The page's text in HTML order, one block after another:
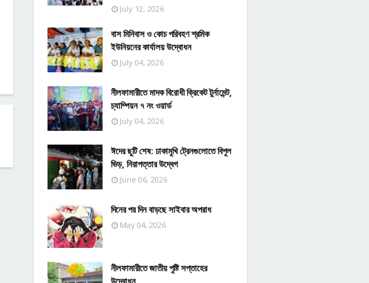
July 12, 2026
বাস মিনিবাস ও কোচ পরিবহণ শ্রমিক
ইউনিয়নের কার্যালয় উদ্বোধন
July 04, 2026
নীলফামারীতে মাদক বিরোধী ক্রিকেট টুর্নামেন্ট,
চ্যাম্পিয়ন ৭ নং ওয়ার্ড
July 04, 2026
ঈদের ছুটি শেষ: ঢাকামুখি ট্রেনগুলোতে বিপুল
ভিড়, নিরাপত্তার উদ্বেগ
June 06, 2026
দিনের পর দিন বাড়ছে সাইবার অপরাধ
May 04, 2026
নীলফামারীতে জাতীয় পুষ্টি সপ্তাহের